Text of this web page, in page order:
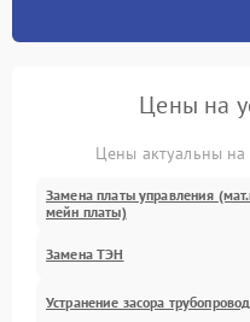
Цены на
Цены актуальны
Замена платы управления
мейн платы)
Замена ТЭН
Устранение засора